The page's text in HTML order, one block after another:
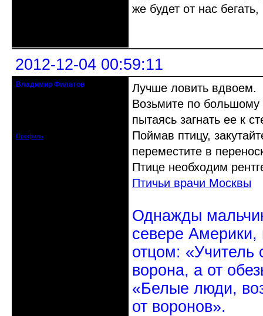
же будет от нас
2012-12-04 00:59:11
Владимир Филатов
Профиль
Лучше ловить вдвоем.
Возьмите по большому
пытаясь загнать ее к
Поймав птицу,
переместите в
Птице необходим
Птичьи врачи Москвы
Однажды
севере
отцом: «Учитель
ворона, а от
«Белые люди,
от воронов».